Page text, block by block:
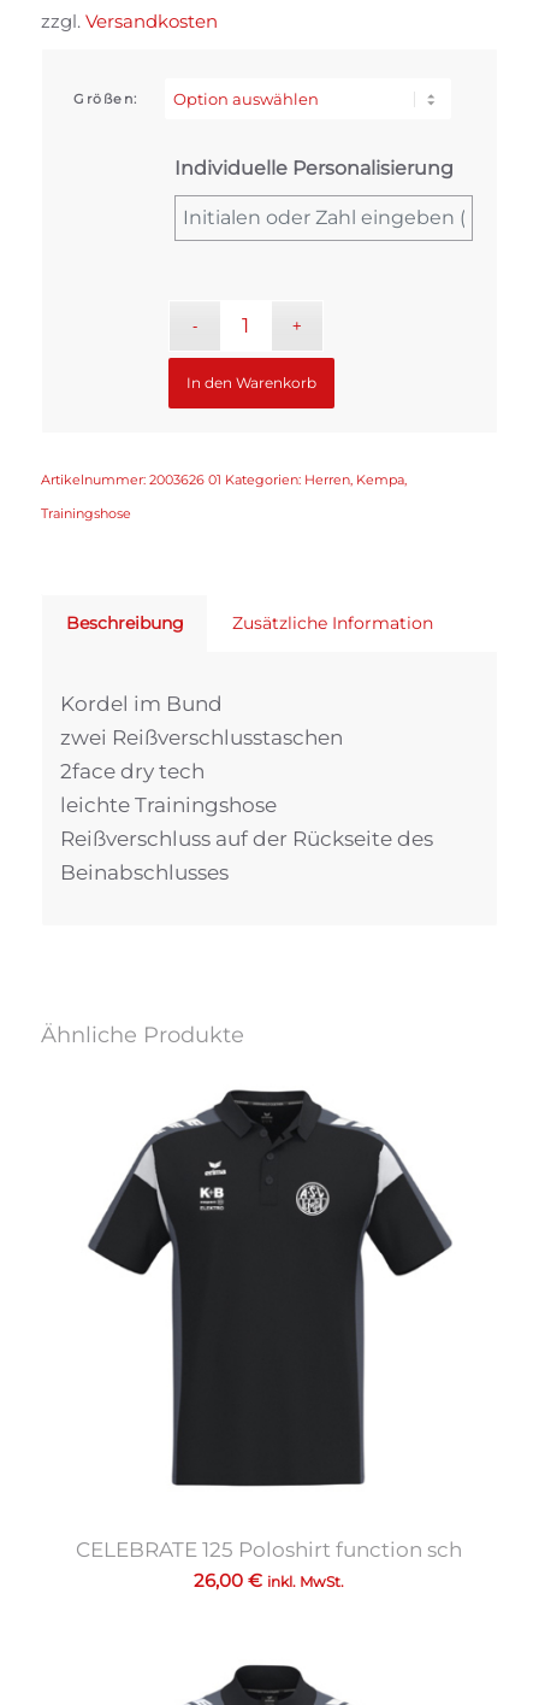
zzgl. Versandkosten
Größen:
Individuelle Personalisierung
In den Warenkorb
Artikelnummer: 2003626 01 Kategorien: Herren, Kempa,
Trainingshose
Beschreibung Zusätzliche Information
Kordel im Bund
zwei Reißverschlusstaschen
2face dry tech
leichte Trainingshose
Reißverschluss auf der Rückseite des
Beinabschlusses
Ähnliche Produkte
CELEBRATE 125 Poloshirt function sch
26,00€ inkl. MwSt.